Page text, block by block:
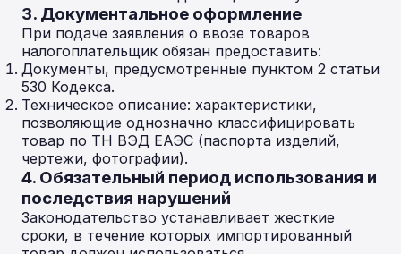
3. Документальное оформление
При подаче заявления о ввозе товаров
налогоплательщик обязан предоставить:
Документы, предусмотренные пунктом 2 статьи
530 Кодекса.
Техническое описание: характеристики,
позволяющие однозначно классифицировать
товар по ТН ВЭД ЕАЭС (паспорта изделий,
чертежи, фотографии).
4. Обязательный период использования и
последствия нарушений
Законодательство устанавливает жесткие
сроки, в течение которых импортированный